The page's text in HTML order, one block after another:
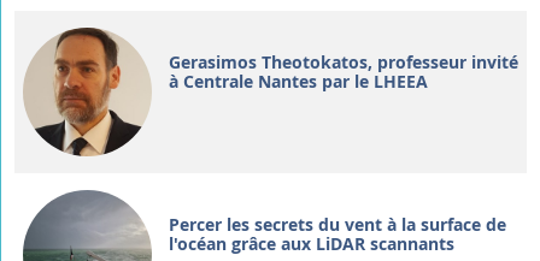
Gerasimos Theotokatos, professeur invité
à Centrale Nantes par le LHEEA
Percer les secrets du vent à la surface de
l'océan grâce aux LiDAR scannants